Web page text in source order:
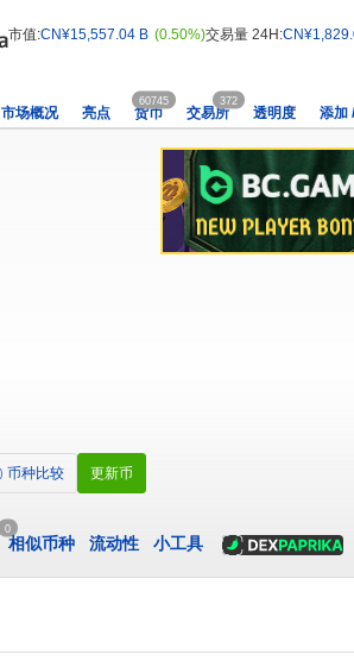
市值:CN¥15,557.04 B (0.50%)交易量 24H:
市场概况 亮点 货币
60745
交易所
372
透明度 添加
币种比较 更新币
0
相似币种 流动性 小工具